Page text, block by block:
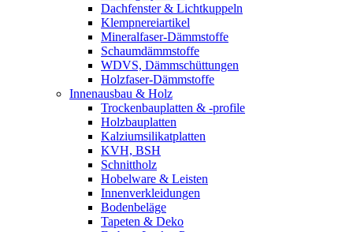
Dachfenster & Lichtkuppeln
Klempnereiartikel
Mineralfaser-Dämmstoffe
Schaumdämmstoffe
WDVS, Dämmschüttungen
Holzfaser-Dämmstoffe
Innenausbau & Holz
Trockenbauplatten & -profile
Holzbauplatten
Kalziumsilikatplatten
KVH, BSH
Schnittholz
Hobelware & Leisten
Innenverkleidungen
Bodenbeläge
Tapeten & Deko